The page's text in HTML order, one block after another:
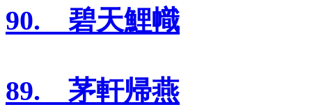
90. 碧天鯉幟
89. 茅軒帰燕